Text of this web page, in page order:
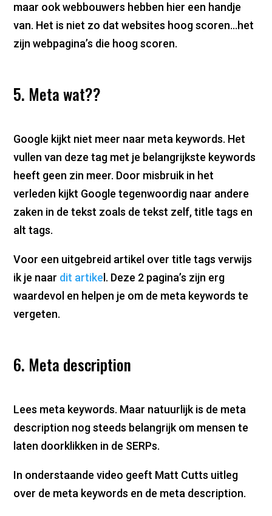
maar ook webbouwers hebben hier een handje
van. Het is niet zo dat websites hoog scoren…het
zijn webpagina’s die hoog scoren.
5. Meta wat??
Google kijkt niet meer naar meta keywords. Het
vullen van deze tag met je belangrijkste keywords
heeft geen zin meer. Door misbruik in het
verleden kijkt Google tegenwoordig naar andere
zaken in de tekst zoals de tekst zelf, title tags en
alt tags.
Voor een uitgebreid artikel over title tags verwijs
ik je naar dit artikel. Deze 2 pagina’s zijn erg
waardevol en helpen je om de meta keywords te
vergeten.
6. Meta description
Lees meta keywords. Maar natuurlijk is de meta
description nog steeds belangrijk om mensen te
laten doorklikken in de SERPs.
In onderstaande video geeft Matt Cutts uitleg
over de meta keywords en de meta description.